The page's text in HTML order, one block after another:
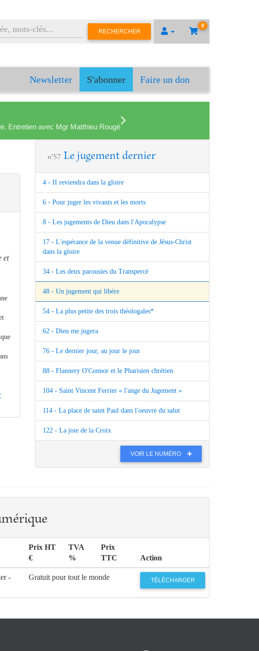
0
RECHERCHER
Newsletter S'abonner Faire un don
Entretien avec Mgr Matthieu Rougé
et
n°57 Le jugement dernier
4 - II reviendra dans la gloire
6 - Pour juger les vivants et les morts
8 - Les jugements de Dieu dans l'Apocalypse
17 - L'espérance de la venue définitive de Jésus-Christ
dans la gloire
34 - Les deux parousies du Transpercé
48 - Un jugement qui libère
54 - La plus petite des trois théologales*
62 - Dieu me jugera
76 - Le dernier jour, au jour le jour
88 - Flannery O'Connor et le Pharisien chrétien
104 - Saint Vincent Ferrier « l'ange du Jugement »
114 - La place de saint Paul dans l'oeuvre du salut
122 - La joie de la Croix
VOIR LE NUMÉRO
Prix HT
€
TVA
%
Prix
TTC
Action
-
Gratuit pour tout le monde TÉLÉCHARGER